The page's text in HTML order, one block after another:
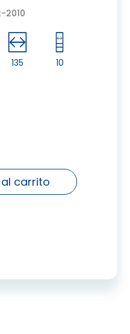
2010
135 10
carrito